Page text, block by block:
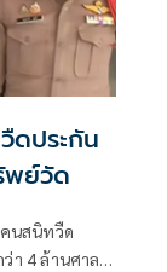
ดประกัน
พย์วัด
นสนิทวืด
า 4 ล้านศาลชี้